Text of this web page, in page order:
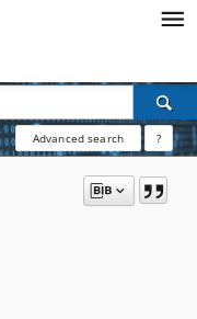
Advanced search ?